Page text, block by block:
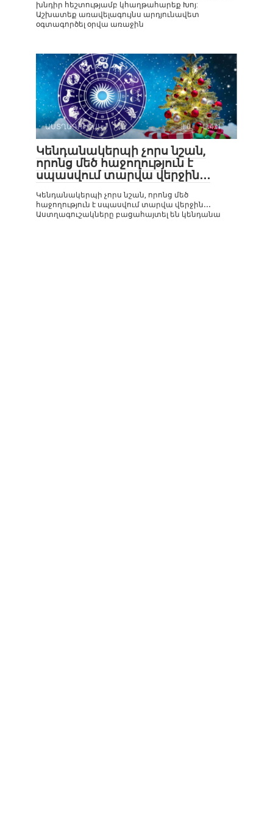
խնդիր հեշտությամբ կհաղթահարեք Խոյ:
Աշխատեք առավելագույնս արդյունավետ
օգտագործել օրվա առաջին
ԱՍՏՂԱԳՈՒՇԱԿ 0 471
Կենդանակերպի չորս նշան,
որոնց մեծ հաջողություն է
սպասվում տարվա վերջին․․․
Կենդանակերպի չորս նշան, որոնց մեծ
հաջողություն է սպասվում տարվա վերջին․․․
Աստղագուշակները բացահայտել են կենդանա